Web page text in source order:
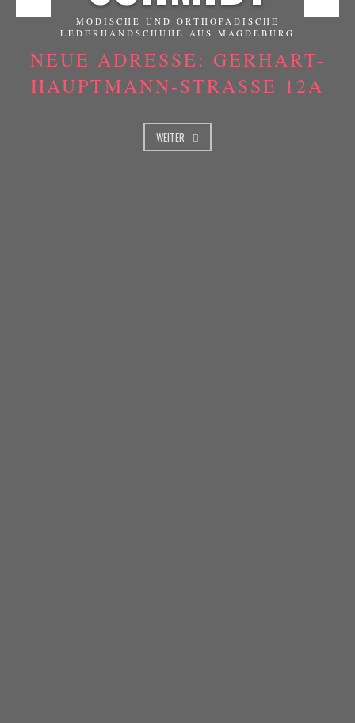
MODISCHE UND ORTHOPÄDISCHE
LEDERHANDSCHUHE AUS MAGDEBURG
NEUE ADRESSE: GERHART-
HAUPTMANN-STRASSE 12A
WEITER